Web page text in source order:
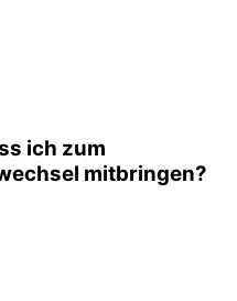
ich zum
mitbringen?